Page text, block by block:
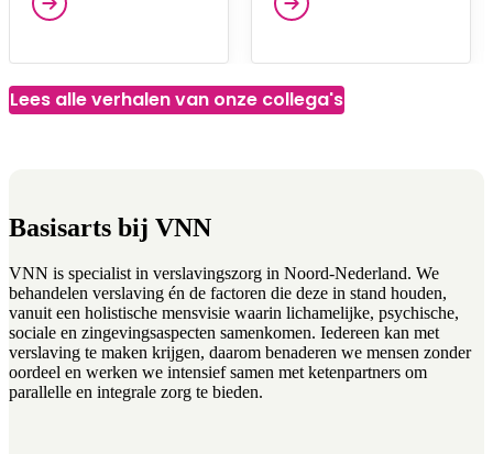
Lees alle verhalen van onze collega's
Basisarts bij VNN
VNN is specialist in verslavingszorg in Noord‑Nederland. We
behandelen verslaving én de factoren die deze in stand houden,
vanuit een holistische mensvisie waarin lichamelijke, psychische,
sociale en zingevingsaspecten samenkomen. Iedereen kan met
verslaving te maken krijgen, daarom benaderen we mensen zonder
oordeel en werken we intensief samen met ketenpartners om
parallelle en integrale zorg te bieden.